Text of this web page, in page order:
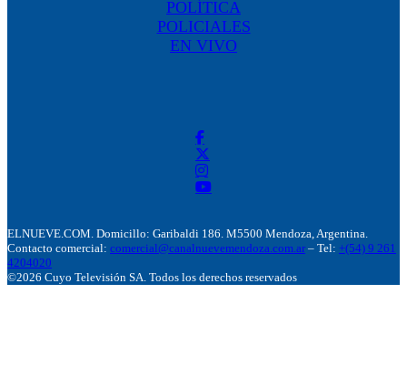
POLÍTICA
POLICIALES
EN VIVO
ELNUEVE.COM. Domicillo: Garibaldi 186. M5500 Mendoza, Argentina.
Contacto comercial: comercial@canalnuevemendoza.com.ar – Tel: +(54) 9 261
4204020
©2026 Cuyo Televisión SA. Todos los derechos reservados